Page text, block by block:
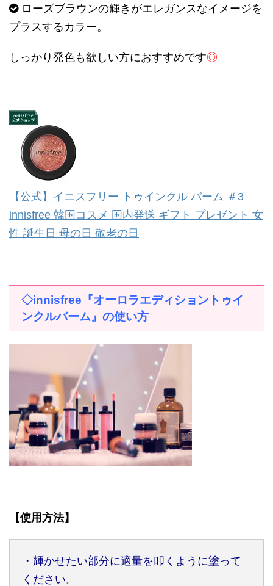
ローズブラウンの輝きがエレガンスなイメージを
プラスするカラー。
しっかり発色も欲しい方におすすめです◎
【公式】イニスフリー トゥインクル バーム ＃3
innisfree 韓国コスメ 国内発送 ギフト プレゼント 女
性 誕生日 母の日 敬老の日
◇innisfree 『オーロラエディショントゥイ
ンクルバーム』の使い方
【使用方法】
・輝かせたい部分に適量を叩くように塗って
ください。